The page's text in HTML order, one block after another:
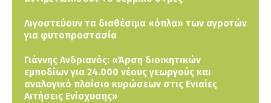
Λιγοστεύουν τα διαθέσιμα «όπλα» των αγροτών
για φυτοπροστασία
Γιάννης Ανδριανός: «Άρση διοικητικών
εμποδίων για 24.000 νέους γεωργούς και
αναλογικό πλαίσιο κυρώσεων στις Ενιαίες
Αιτήσεις Ενίσχυσης»